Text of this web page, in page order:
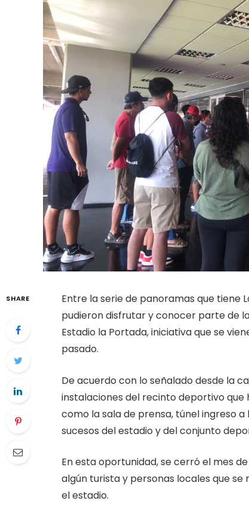
SHARE
Entre la serie de panoramas que tiene
pudieron disfrutar y conocer parte de
Estadio la Portada, iniciativa que se
pasado.
De acuerdo con lo señalado desde la
instalaciones del recinto deportivo
como la sala de prensa, túnel ingreso
sucesos del estadio y del conjunto
En esta oportunidad, se cerró el mes
algún turista y personas locales que
el estadio.